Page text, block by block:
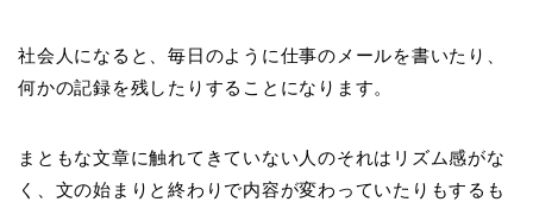
社会人になると、毎日のように仕事のメールを書いたり、
何かの記録を残したりすることになります。
まともな文章に触れてきていない人のそれはリズム感がな
く、文の始まりと終わりで内容が変わっていたりもするも